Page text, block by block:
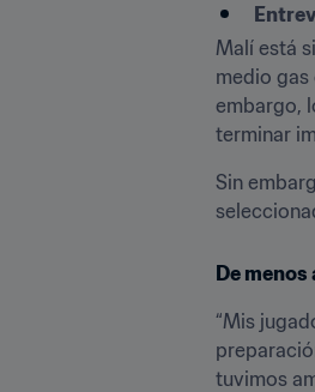
Malí está
medio gas
embargo,
terminar
Sin
De menos
“Mis
tuvimos